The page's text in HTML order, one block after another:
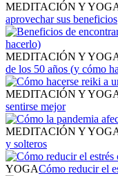
MEDITACIÓN Y
aprovechar sus beneficios
MEDITACIÓN Y
de los 50 años (y cómo
MEDITACIÓN Y
sentirse mejor
MEDITACIÓN Y
y solteros
YOGACómo reducir el